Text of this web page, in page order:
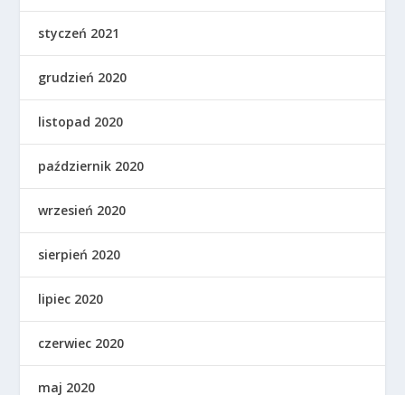
styczeń 2021
grudzień 2020
listopad 2020
październik 2020
wrzesień 2020
sierpień 2020
lipiec 2020
czerwiec 2020
maj 2020